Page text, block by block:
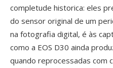
completude historica: eles
do sensor original de um
na fotografia digital, é às
como a EOS D30 ainda
quando reprocessadas com